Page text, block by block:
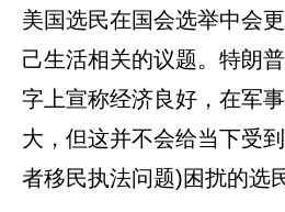
美国选民在国会选举中会
己生活相关的议题。特朗
字上宣称经济良好，在军
大，但这并不会给当下受
者移民执法问题)困扰的选